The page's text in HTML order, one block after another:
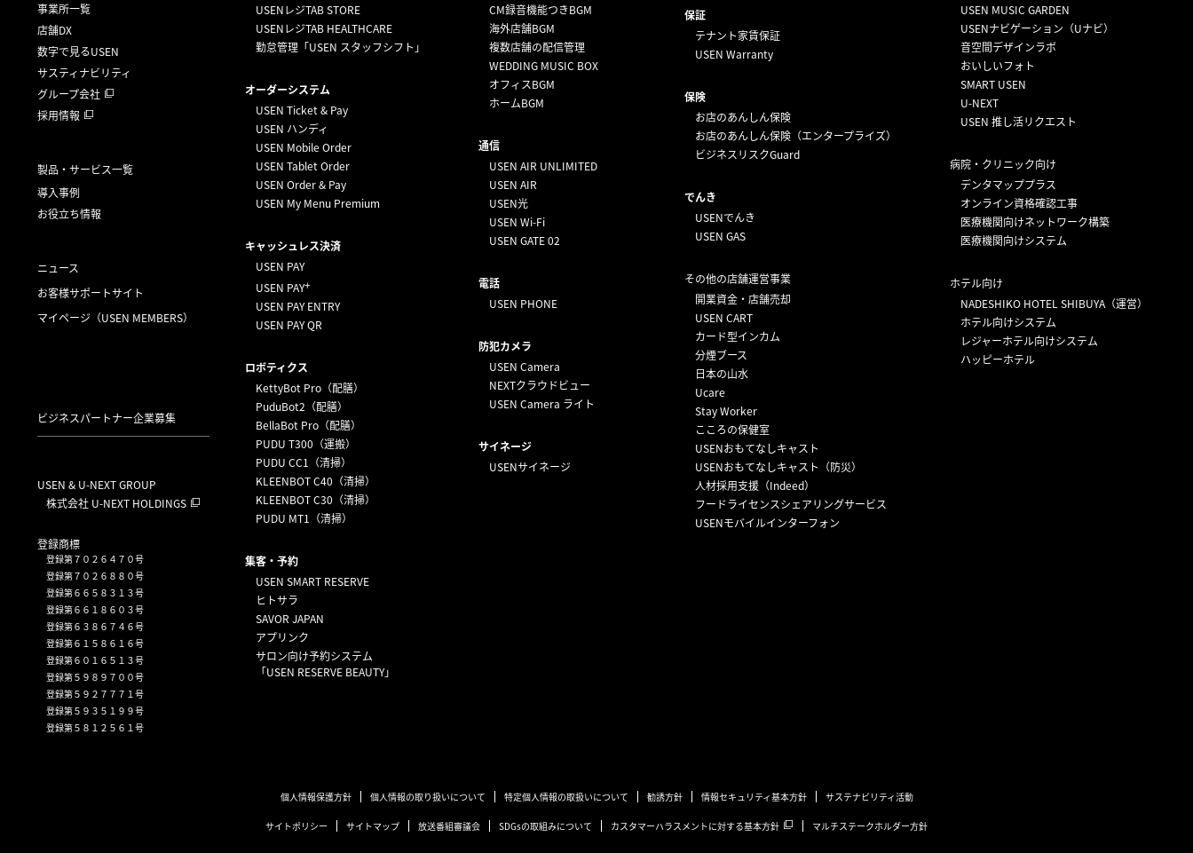
事業所一覧
店舗DX
数字で見るUSEN
サスティナビリティ
グループ会社
採用情報
製品・サービス一覧
導入事例
お役立ち情報
ニュース
お客様サポートサイト
マイページ （USEN MEMBERS）
ビジネスパートナー企業募集
USEN & U-NEXT GROUP
株式会社 U-NEXT HOLDINGS
登録商標
登録第７０２６４７０号
登録第７０２６８８０号
登録第６６５８３１３号
登録第６６１８６０３号
登録第６３８６７４６号
登録第６１５８６１６号
登録第６０１６５１３号
登録第５９８９７００号
登録第５９２７７７１号
登録第５９３５１９９号
登録第５８１２５６１号
USENレジTAB STORE
USENレジTAB HEALTHCARE
勤怠管理「USEN スタッフシフト」
オーダーシステム
USEN Ticket & Pay
USEN ハンディ
USEN Mobile Order
USEN Tablet Order
USEN Order & Pay
USEN My Menu Premium
キャッシュレス決済
USEN PAY
USEN PAY+
USEN PAY ENTRY
USEN PAY QR
ロボティクス
KettyBot Pro（配膳）
PuduBot2（配膳）
BellaBot Pro（配膳）
PUDU T300（運搬）
PUDU CC1（清掃）
KLEENBOT C40（清掃）
KLEENBOT C30（清掃）
PUDU MT1（清掃）
集客・予約
USEN SMART RESERVE
ヒトサラ
SAVOR JAPAN
アプリンク
サロン向け予約システム
「USEN RESERVE BEAUTY」
CM録音機能つきBGM
海外店舗BGM
複数店舗の配信管理
WEDDING MUSIC BOX
オフィスBGM
ホームBGM
通信
USEN AIR UNLIMITED
USEN AIR
USEN光
USEN Wi-Fi
USEN GATE 02
電話
USEN PHONE
防犯カメラ
USEN Camera
NEXTクラウドビュー
USEN Camera ライト
サイネージ
USENサイネージ
保証
テナント家賃保証
USEN Warranty
保険
お店のあんしん保険
お店のあんしん保険（エンタープライズ）
ビジネスリスクGuard
でんき
USENでんき
USEN GAS
その他の店舗運営事業
開業資金・店舗売却
USEN CART
カード型インカム
分煙ブース
日本の山水
Ucare
Stay Worker
こころの保健室
USENおもてなしキャスト
USENおもてなしキャスト（防災）
人材採用支援（Indeed）
フードライセンスシェアリングサービス
USENモバイルインターフォン
USEN MUSIC GARDEN
USENナビゲーション（Uナビ）
音空間デザインラボ
おいしいフォト
SMART USEN
U-NEXT
USEN 推し活リクエスト
病院・クリニック向け
デンタマッププラス
オンライン資格確認工事
医療機関向けネットワーク構築
医療機関向けシステム
ホテル向け
NADESHIKO HOTEL SHIBUYA（運営）
ホテル向けシステム
レジャーホテル向けシステム
ハッピーホテル
個人情報保護方針 個人情報の取り扱いについて 特定個人情報の取扱いについて 勧誘方針 情報セキュリティ基本方針 サステナビリティ活動
サイトポリシー サイトマップ 放送番組審議会 SDGsの取組みについて カスタマーハラスメントに対する基本方針 マルチステークホルダー方針